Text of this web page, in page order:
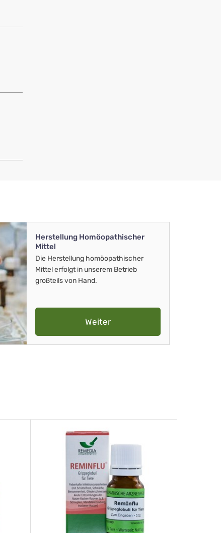
Herstellung Homöopathischer
Mittel
Die Herstellung homöopathischer
Mittel erfolgt in unserem Betrieb
großteils von Hand.
Weiter